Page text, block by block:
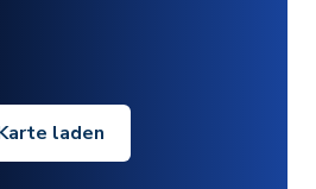
laden